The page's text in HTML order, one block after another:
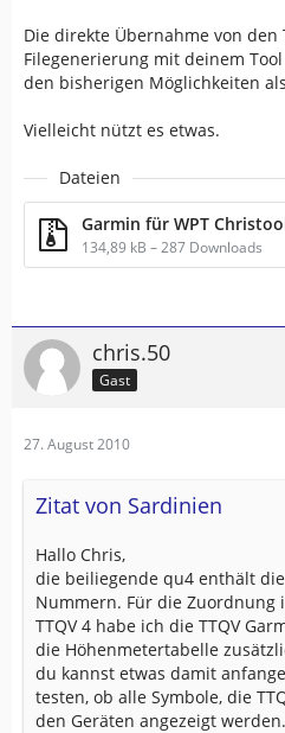
Die direkte Übernahme von den
Filegenerierung mit deinem
den bisherigen Möglichkeiten
Vielleicht nützt es etwas.
Dateien
Garmin für WPT
134,89 kB – 287 Downloads
chris.50
Gast
27. August 2010
Zitat von Sardinien
Hallo Chris,
die beiliegende qu4 enthält
Nummern. Für die Zuordnung
TTQV 4 habe ich die TTQV
die Höhenmetertabelle
du kannst etwas damit
testen, ob alle Symbole, die
den Geräten angezeigt werden.